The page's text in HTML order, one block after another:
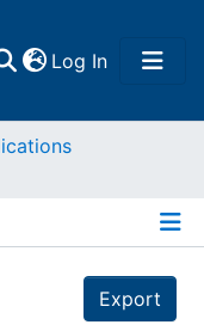
Log In(current)
Export